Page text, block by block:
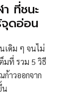
ที่ชนะ
จุดอ่อน
เดิม ๆ จนไม่
มที่ รวม 5 วิธี
าวออกจาก
น